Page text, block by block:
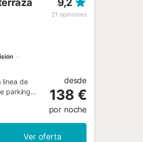
de
al
9,2
21 opiniones
linea de
parking
desde
138 €
por noche
Ver oferta